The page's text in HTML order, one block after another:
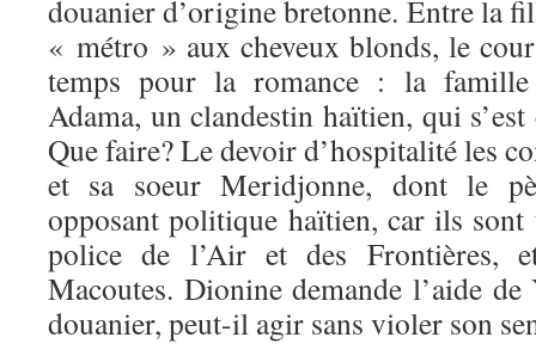
douanier d’origine bretonne. Entre la
« métro » aux cheveux blonds, le
temps pour la romance : la
Adama, un clandestin haïtien, qui
Que faire? Le devoir d’hospitalité les
et sa soeur Meridjonne, dont le
opposant politique haïtien, car ils
police de l’Air et des Frontières,
Macoutes. Dionine demande l’aide
douanier, peut-il agir sans violer son